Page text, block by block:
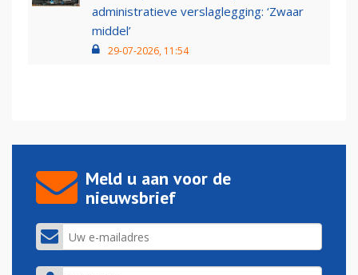
administratieve verslaglegging: ‘Zwaar
middel’
29-07-2026, 11:54
Meld u aan voor de
nieuwsbrief